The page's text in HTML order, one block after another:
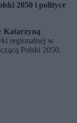
2050 i polityce
Katarzyną
regionalnej w
Polski 2050.